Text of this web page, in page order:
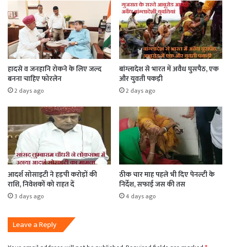
हादसे व जनहानि रोकने के लिए जल्द
बनना चाहिए फोरलेन
2 days ago
बांग्लादेश से भारत में अवैध घुसपैठ, एक
और युवती पकड़ी
2 days ago
आदर्श सोसाइटी ने हड़पी करोड़ों की
राशि, निवेशकों को राहत दें
3 days ago
ठीक चार माह पहले भी दिए पेनल्टी के
निर्देश, सफाई जस की तस
4 days ago
Leave a Reply